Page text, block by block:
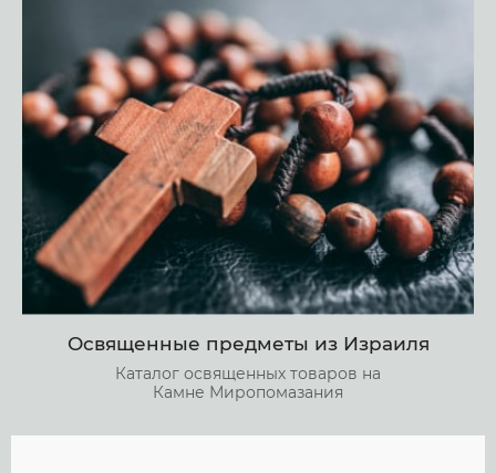
Освященные предметы из Израиля
Каталог освященных товаров на
Камне Миропомазания